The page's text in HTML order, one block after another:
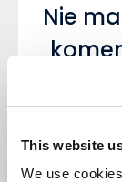
This website
We use
Nie